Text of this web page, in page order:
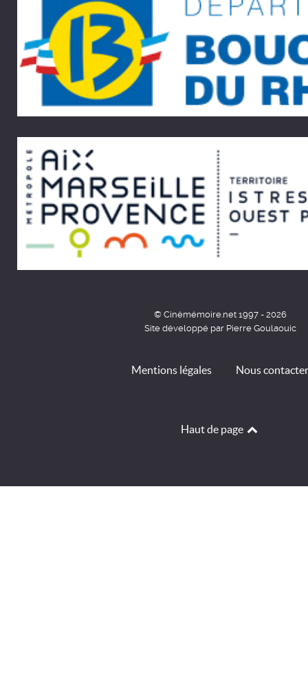
© Cinémémoire.net 1997 - 2026
Site développé par Pierre Goulaouic
Mentions légales Nous contacter
Haut de page